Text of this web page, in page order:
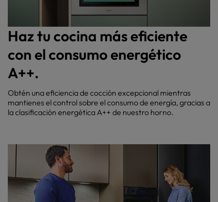
Haz tu cocina más eficiente
con el consumo energético
A++.
Obtén una eficiencia de cocción excepcional mientras
mantienes el control sobre el consumo de energía, gracias a
la clasificación energética A++ de nuestro horno.